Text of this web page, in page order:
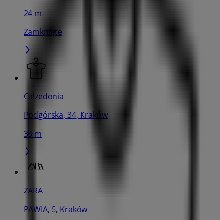
24 m
Zamknięte
Calzedonia
Podgórska, 34, Kraków
33 m
ZARA
PAWIA, 5, Kraków